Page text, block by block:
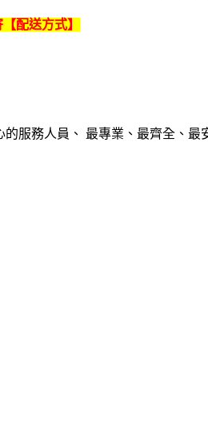
配送方式】
服務人員、 最專業、最齊全、